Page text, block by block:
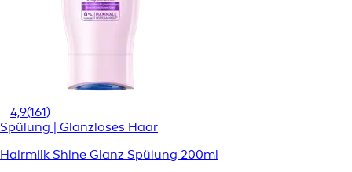
4,9(161)
Spülung | Glanzloses Haar
Hairmilk Shine Glanz Spülung 200ml